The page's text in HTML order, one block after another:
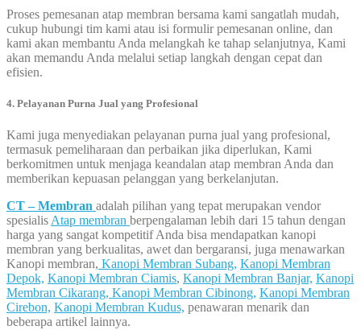
Proses pemesanan atap membran bersama kami sangatlah mudah,
cukup hubungi tim kami atau isi formulir pemesanan online, dan
kami akan membantu Anda melangkah ke tahap selanjutnya, Kami
akan memandu Anda melalui setiap langkah dengan cepat dan
efisien.
4. Pelayanan Purna Jual yang Profesional
Kami juga menyediakan pelayanan purna jual yang profesional,
termasuk pemeliharaan dan perbaikan jika diperlukan, Kami
berkomitmen untuk menjaga keandalan atap membran Anda dan
memberikan kepuasan pelanggan yang berkelanjutan.
CT – Membran adalah pilihan yang tepat merupakan vendor
spesialis Atap membran berpengalaman lebih dari 15 tahun dengan
harga yang sangat kompetitif Anda bisa mendapatkan kanopi
membran yang berkualitas, awet dan bergaransi, juga menawarkan
Kanopi membran, Kanopi Membran Subang, Kanopi Membran
Depok, Kanopi Membran Ciamis, Kanopi Membran Banjar, Kanopi
Membran Cikarang, Kanopi Membran Cibinong, Kanopi Membran
Cirebon, Kanopi Membran Kudus, penawaran menarik dan
beberapa artikel lainnya.